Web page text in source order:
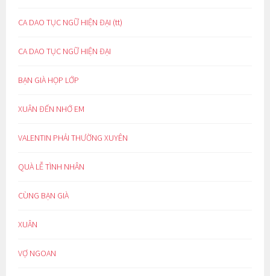
CA DAO TỤC NGỮ HIỆN ĐẠI (tt)
CA DAO TỤC NGỮ HIỆN ĐẠI
BẠN GIÀ HỌP LỚP
XUÂN ĐẾN NHỚ EM
VALENTIN PHẢI THƯỜNG XUYÊN
QUÀ LỄ TÌNH NHÂN
CÙNG BẠN GIÀ
XUÂN
VỢ NGOAN